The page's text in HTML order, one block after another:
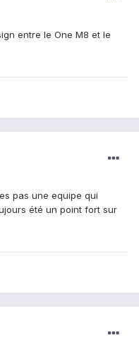
entre le One M8 et le
pas une equipe qui
été un point fort sur